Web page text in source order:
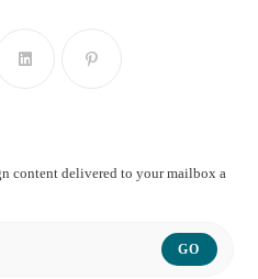
content delivered to your mailbox a
GO